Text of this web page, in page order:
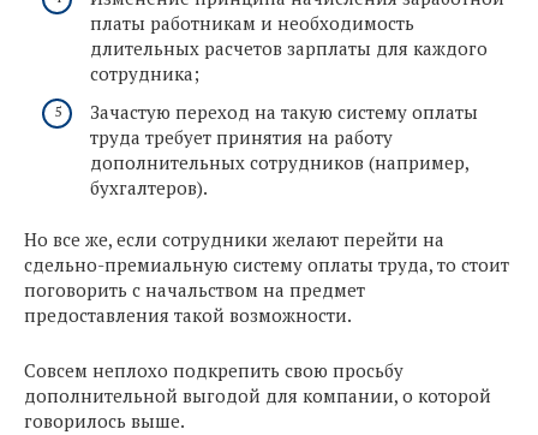
платы работникам и необходимость
длительных расчетов зарплаты для каждого
сотрудника;
Зачастую переход на такую систему оплаты
труда требует принятия на работу
дополнительных сотрудников (например,
бухгалтеров).
Но все же, если сотрудники желают перейти на
сдельно-премиальную систему оплаты труда, то стоит
поговорить с начальством на предмет
предоставления такой возможности.
Совсем неплохо подкрепить свою просьбу
дополнительной выгодой для компании, о которой
говорилось выше.